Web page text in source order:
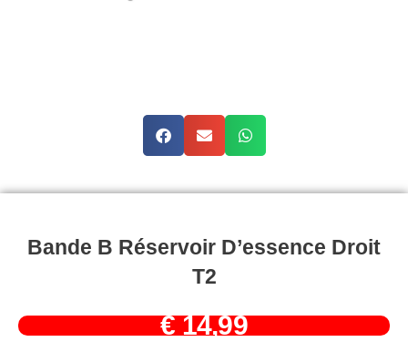
Bande B Réservoir D’essence Droit
T2
€14,99